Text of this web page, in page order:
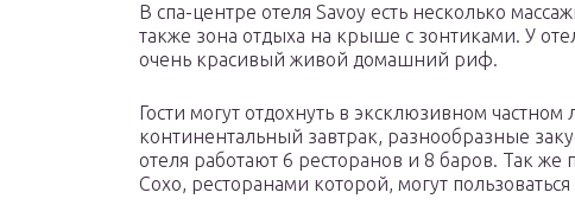
В спа-центре отеля Savoy есть несколько
также зона отдыха на крыше с зонтиками. У
очень красивый живой домашний риф.
Гости могут отдохнуть в эксклюзивном
континентальный завтрак, разнообразные
отеля работают 6 ресторанов и 8 баров. Так же
Сохо, ресторанами которой, могут